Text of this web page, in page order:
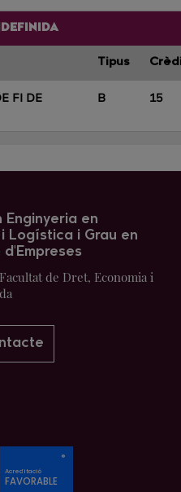
Tipus
FI DE
B 15
Enginyeria en
Logística i Grau en
de Dret, Economia i